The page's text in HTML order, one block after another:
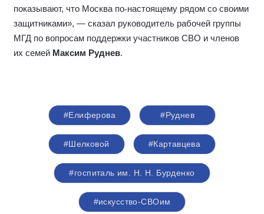
показывают, что Москва по‑настоящему рядом со своими
защитниками», — сказал руководитель рабочей группы
МГД по вопросам поддержки участников СВО и членов
их семей Максим Руднев.
#Елиферова #Руднев
#Шелковой #Картавцева
#госпиталь им. Н. Н. Бурденко
#искусство-СВОим